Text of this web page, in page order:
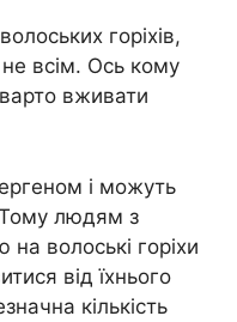
горіхів,
всім. Ось кому
вживати
і можуть
Тому людям з
на волоські горіхи
від їхнього
кількість